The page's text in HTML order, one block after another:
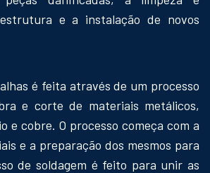
e a instalação de novos
é feita através de um processo
e corte de materiais metálicos,
e cobre. O processo começa com a
e a preparação dos mesmos para
de soldagem é feito para unir as